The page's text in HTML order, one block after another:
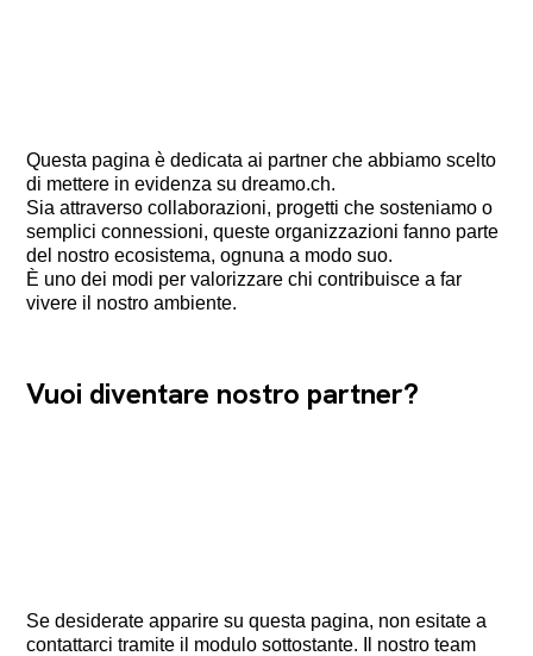
Questa pagina è dedicata ai partner che abbiamo scelto
di mettere in evidenza su dreamo.ch.
Sia attraverso collaborazioni, progetti che sosteniamo o
semplici connessioni, queste organizzazioni fanno parte
del nostro ecosistema, ognuna a modo suo.
È uno dei modi per valorizzare chi contribuisce a far
vivere il nostro ambiente.
Vuoi diventare nostro partner?
Se desiderate apparire su questa pagina, non esitate a
contattarci tramite il modulo sottostante. Il nostro team